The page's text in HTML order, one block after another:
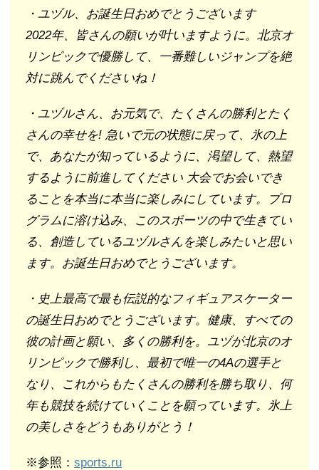
・ユヅル、お誕生日おめでとうございます
2022年、皆さんの願いが叶いますように。北京オ
リンピックで優勝して、一番難しいジャンプを絶
対に跳んでくださいね！
・ユヅルさん、お元気で、たくさんの勝利とたく
さんの幸せを! 急いで元の状態に戻って、氷の上
で、あなたが知っているように、渇望して、熱望
するように前進してください 大会でお会いでき
ることを本当に本当に楽しみにしています。プロ
グラムに溶け込み、このスポーツの中で生きてい
る、創造しているユヅルさんを楽しみたいと思い
ます。お誕生日おめでとうございます。
・史上最高で最も伝説的なフィギュアスケーター
の誕生日おめでとうございます。健康、すべての
彼の計画と願い、多くの勝利を。ユヅが北京のオ
リンピックで勝利し、最初で唯一の4Aの選手と
なり、これからもたくさんの勝利を勝ち取り、何
年も競技を続けていくことを願っています。氷上
の美しさをどうもありがとう！
※参照： sports.ru